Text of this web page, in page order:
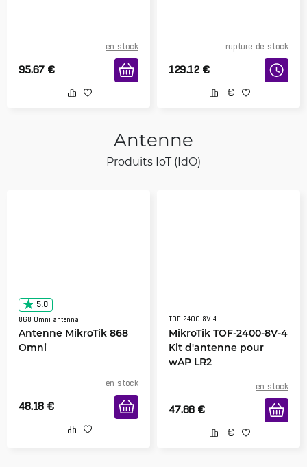
en stock
95.67 €
rupture de stock
129.12 €
Antenne
Produits IoT (IdO)
5.0
868_Omni_antenna
Antenne MikroTik 868
Omni
en stock
48.18 €
TOF-2400-8V-4
MikroTik TOF-2400-8V-4
Kit d'antenne pour
wAP LR2
en stock
47.88 €